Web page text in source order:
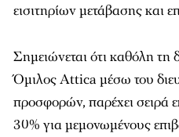
εισιτηρίων μετάβασης και
Σημειώνεται ότι καθόλη τη
Όμιλος Attica μέσω του
προσφορών, παρέχει σειρά
30% για μεμονωμένους